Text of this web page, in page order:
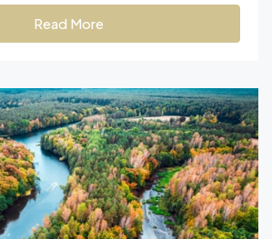
Read More